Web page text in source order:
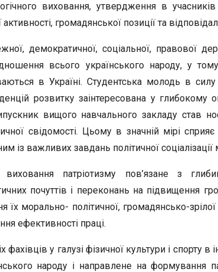
виховання, утвердження в
громадянської позиції та
демократичної, соціальної, правової
всього українського народу, у тому
в Україні. Студентська молодь в
розвитку заінтересована у глибокому
вищого навчального закладу став
свідомості. Цьому в значній мірі
із важливих завдань політичної соціалізації
патріотизму пов’язане з
почуттів і переконань на підвищення
їх морально- політичної, громадянсько-зрілої
ефективності праці.
у галузі фізичної культури і спорту в
народу і направлене на формування